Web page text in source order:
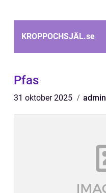
KROPPOCHSJÄL.se
Pfas
31 oktober 2025 admin